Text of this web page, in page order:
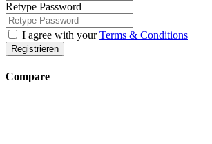
Retype Password
I agree with yourTerms & Conditions
Registrieren
Compare